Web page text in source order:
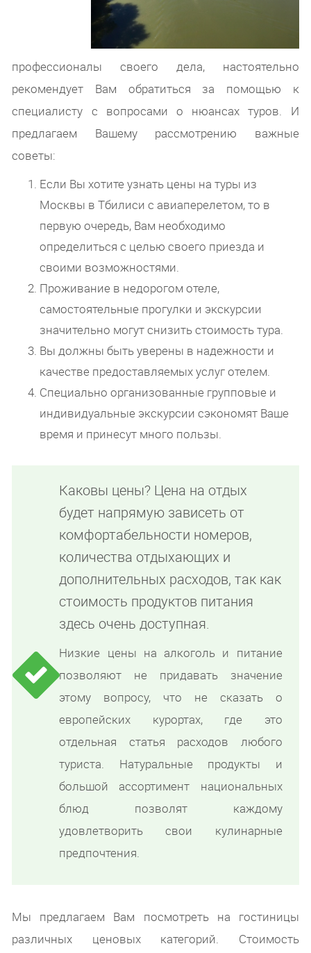
профессионалы своего дела, настоятельно
рекомендует Вам обратиться за помощью к
специалисту с вопросами о нюансах туров. И
предлагаем Вашему рассмотрению важные
советы:
Если Вы хотите узнать цены на туры из
Москвы в Тбилиси с авиаперелетом, то в
первую очередь, Вам необходимо
определиться с целью своего приезда и
своими возможностями.
Проживание в недорогом отеле,
самостоятельные прогулки и экскурсии
значительно могут снизить стоимость тура.
Вы должны быть уверены в надежности и
качестве предоставляемых услуг отелем.
Специально организованные групповые и
индивидуальные экскурсии сэкономят Ваше
время и принесут много пользы.
Каковы цены? Цена на отдых
будет напрямую зависеть от
комфортабельности номеров,
количества отдыхающих и
дополнительных расходов, так как
стоимость продуктов питания
здесь очень доступная.
Низкие цены на алкоголь и питание
позволяют не придавать значение
этому вопросу, что не сказать о
европейских курортах, где это
отдельная статья расходов любого
туриста. Натуральные продукты и
большой ассортимент национальных
блюд позволят каждому
удовлетворить свои кулинарные
предпочтения.
Мы предлагаем Вам посмотреть на гостиницы
различных ценовых категорий. Стоимость